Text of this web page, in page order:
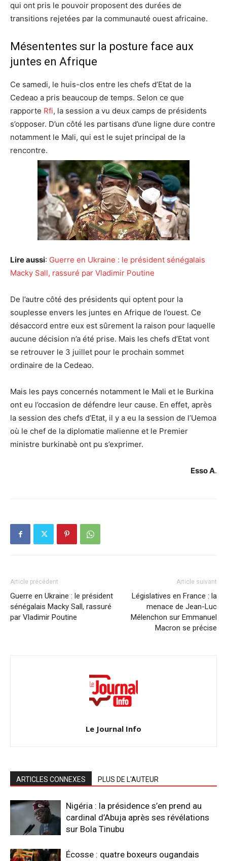
qui ont pris le pouvoir proposent des durées de
transitions rejetées par la communauté ouest africaine.
Mésententes sur la posture face aux
juntes en Afrique
Ce samedi, le huis-clos entre les chefs d’Etat de la
Cedeao a pris beaucoup de temps. Selon ce que
rapporte Rfi, la session a vu deux camps de présidents
s’opposer. D’un côté les partisans d’une ligne dure contre
notamment le Mali, qui est le sujet principal de la
rencontre.
Lire aussi: Guerre en Ukraine : le président sénégalais
Macky Sall, rassuré par Vladimir Poutine
De l’autre côté des présidents qui optent pour la
souplesse envers les juntes en Afrique de l’ouest. Ce
désaccord entre eux est sûrement la raison pour laquelle
aucune décision n’a été prise. Mais les chefs d’Etat vont
se retrouver le 3 juillet pour le prochain sommet
ordinaire de la Cedeao.
Mais les pays concernés notamment le Mali et le Burkina
ont eu l’occasion de défendre leur cause. En effet, après
la session des chefs d’Etat, il y a eu la session de l’Uemoa
où le chef de la diplomatie malienne et le Premier
ministre burkinabè ont pu s’exprimer.
Esso A.
Article précédent
Guerre en Ukraine : le président
sénégalais Macky Sall, rassuré
par Vladimir Poutine
Article suivant
Législatives en France : la
menace de Jean-Luc
Mélenchon sur Emmanuel
Macron se précise
Le Journal Info
ARTICLES CONNEXES PLUS DE L'AUTEUR
Nigéria : la présidence s’en prend au
cardinal d’Abuja après ses révélations
sur Bola Tinubu
Écosse : quatre boxeurs ougandais